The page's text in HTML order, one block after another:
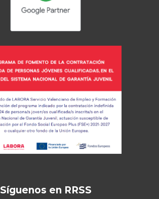
Síguenos en RRSS